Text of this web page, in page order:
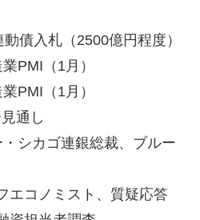
債入札（2500億円程度）
PMI（1月）
PMI（1月）
通し
シカゴ連銀総裁、ブルー
コノミスト、質疑応答